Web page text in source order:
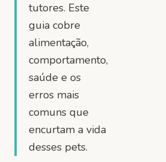
tutores. Este
guia cobre
alimentação,
comportamento,
saúde e os
erros mais
comuns que
encurtam a vida
desses pets.